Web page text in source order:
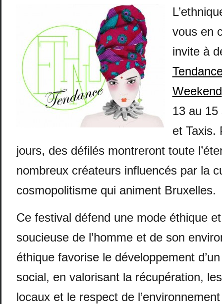
vous en
invite à
Weekend
13 au 15
et Taxis.
jours, des défilés montreront toute
nombreux créateurs influencés par la
cosmopolitisme qui animent Bruxelles.
Ce festival défend une mode éthique
soucieuse de l’homme et de son
éthique favorise le développement
social, en valorisant la récupération,
locaux et le respect de